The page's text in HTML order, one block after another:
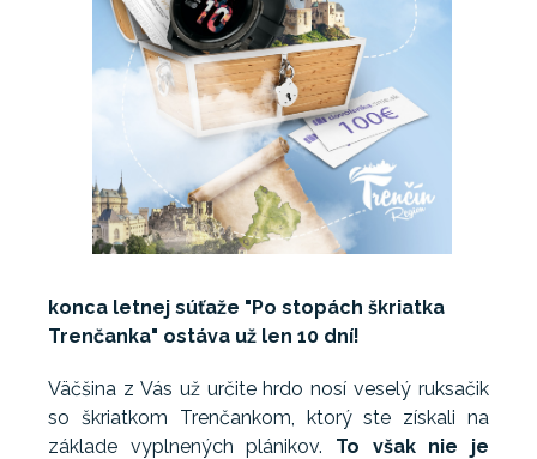
konca letnej súťaže "Po stopách škriatka
Trenčanka" ostáva už len 10 dní!
Väčšina z Vás už určite hrdo nosí veselý ruksačik
so škriatkom Trenčankom, ktorý ste získali na
základe vyplnených plánikov. To však nie je